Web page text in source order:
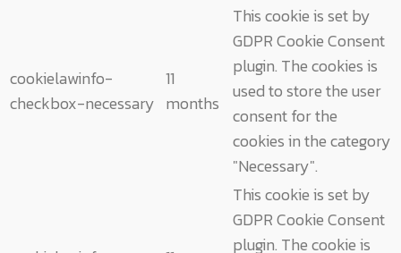
cookielawinfo-
checkbox-necessary
11
months
This cookie is set by
GDPR Cookie Consent
plugin. The cookies is
used to store the user
consent for the
cookies in the category
"Necessary".
This cookie is set by
GDPR Cookie Consent
plugin. The cookie is